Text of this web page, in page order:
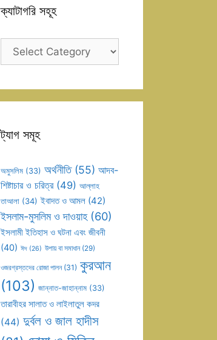
ক্যাটাগরি সহূহ
ক্যাটাগরি
ট্যাগ সমূহ
অমুসলিম (33) অর্থনীতি(55) আদব-
শিষ্টাচার ও চরিত্র(49) আল্লাহ
তাআলা (34) ইবাদত ও আমল (42)
ইসলাম-মুসলিম ও দাওয়াহ(60)
ইসলামী ইতিহাস ও ঘটনা এবং জীবনী
(40) ঈদ (26) উপায় বা সমাধান(29)
ওজরগ্রস্তদের রোজা পালন(31) কুরআন
(103) জান্নাত-জাহান্নাম (33)
তারাবীহর সালাত ও লাইলাতুল কদর
(44) দুর্বল ও জাল হাদীস